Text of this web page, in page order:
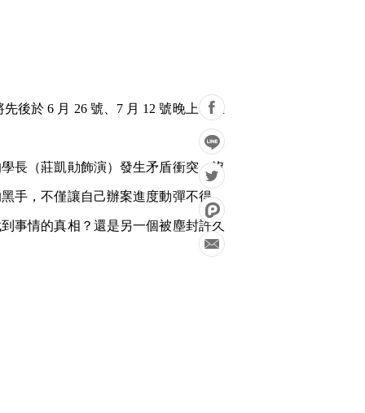
後於 6 月 26 號、7 月 12 號晚上，在
長（莊凱勛飾演）發生矛盾衝突，沒
手，不僅讓自己辦案進度動彈不得，
事情的真相？還是另一個被塵封許久